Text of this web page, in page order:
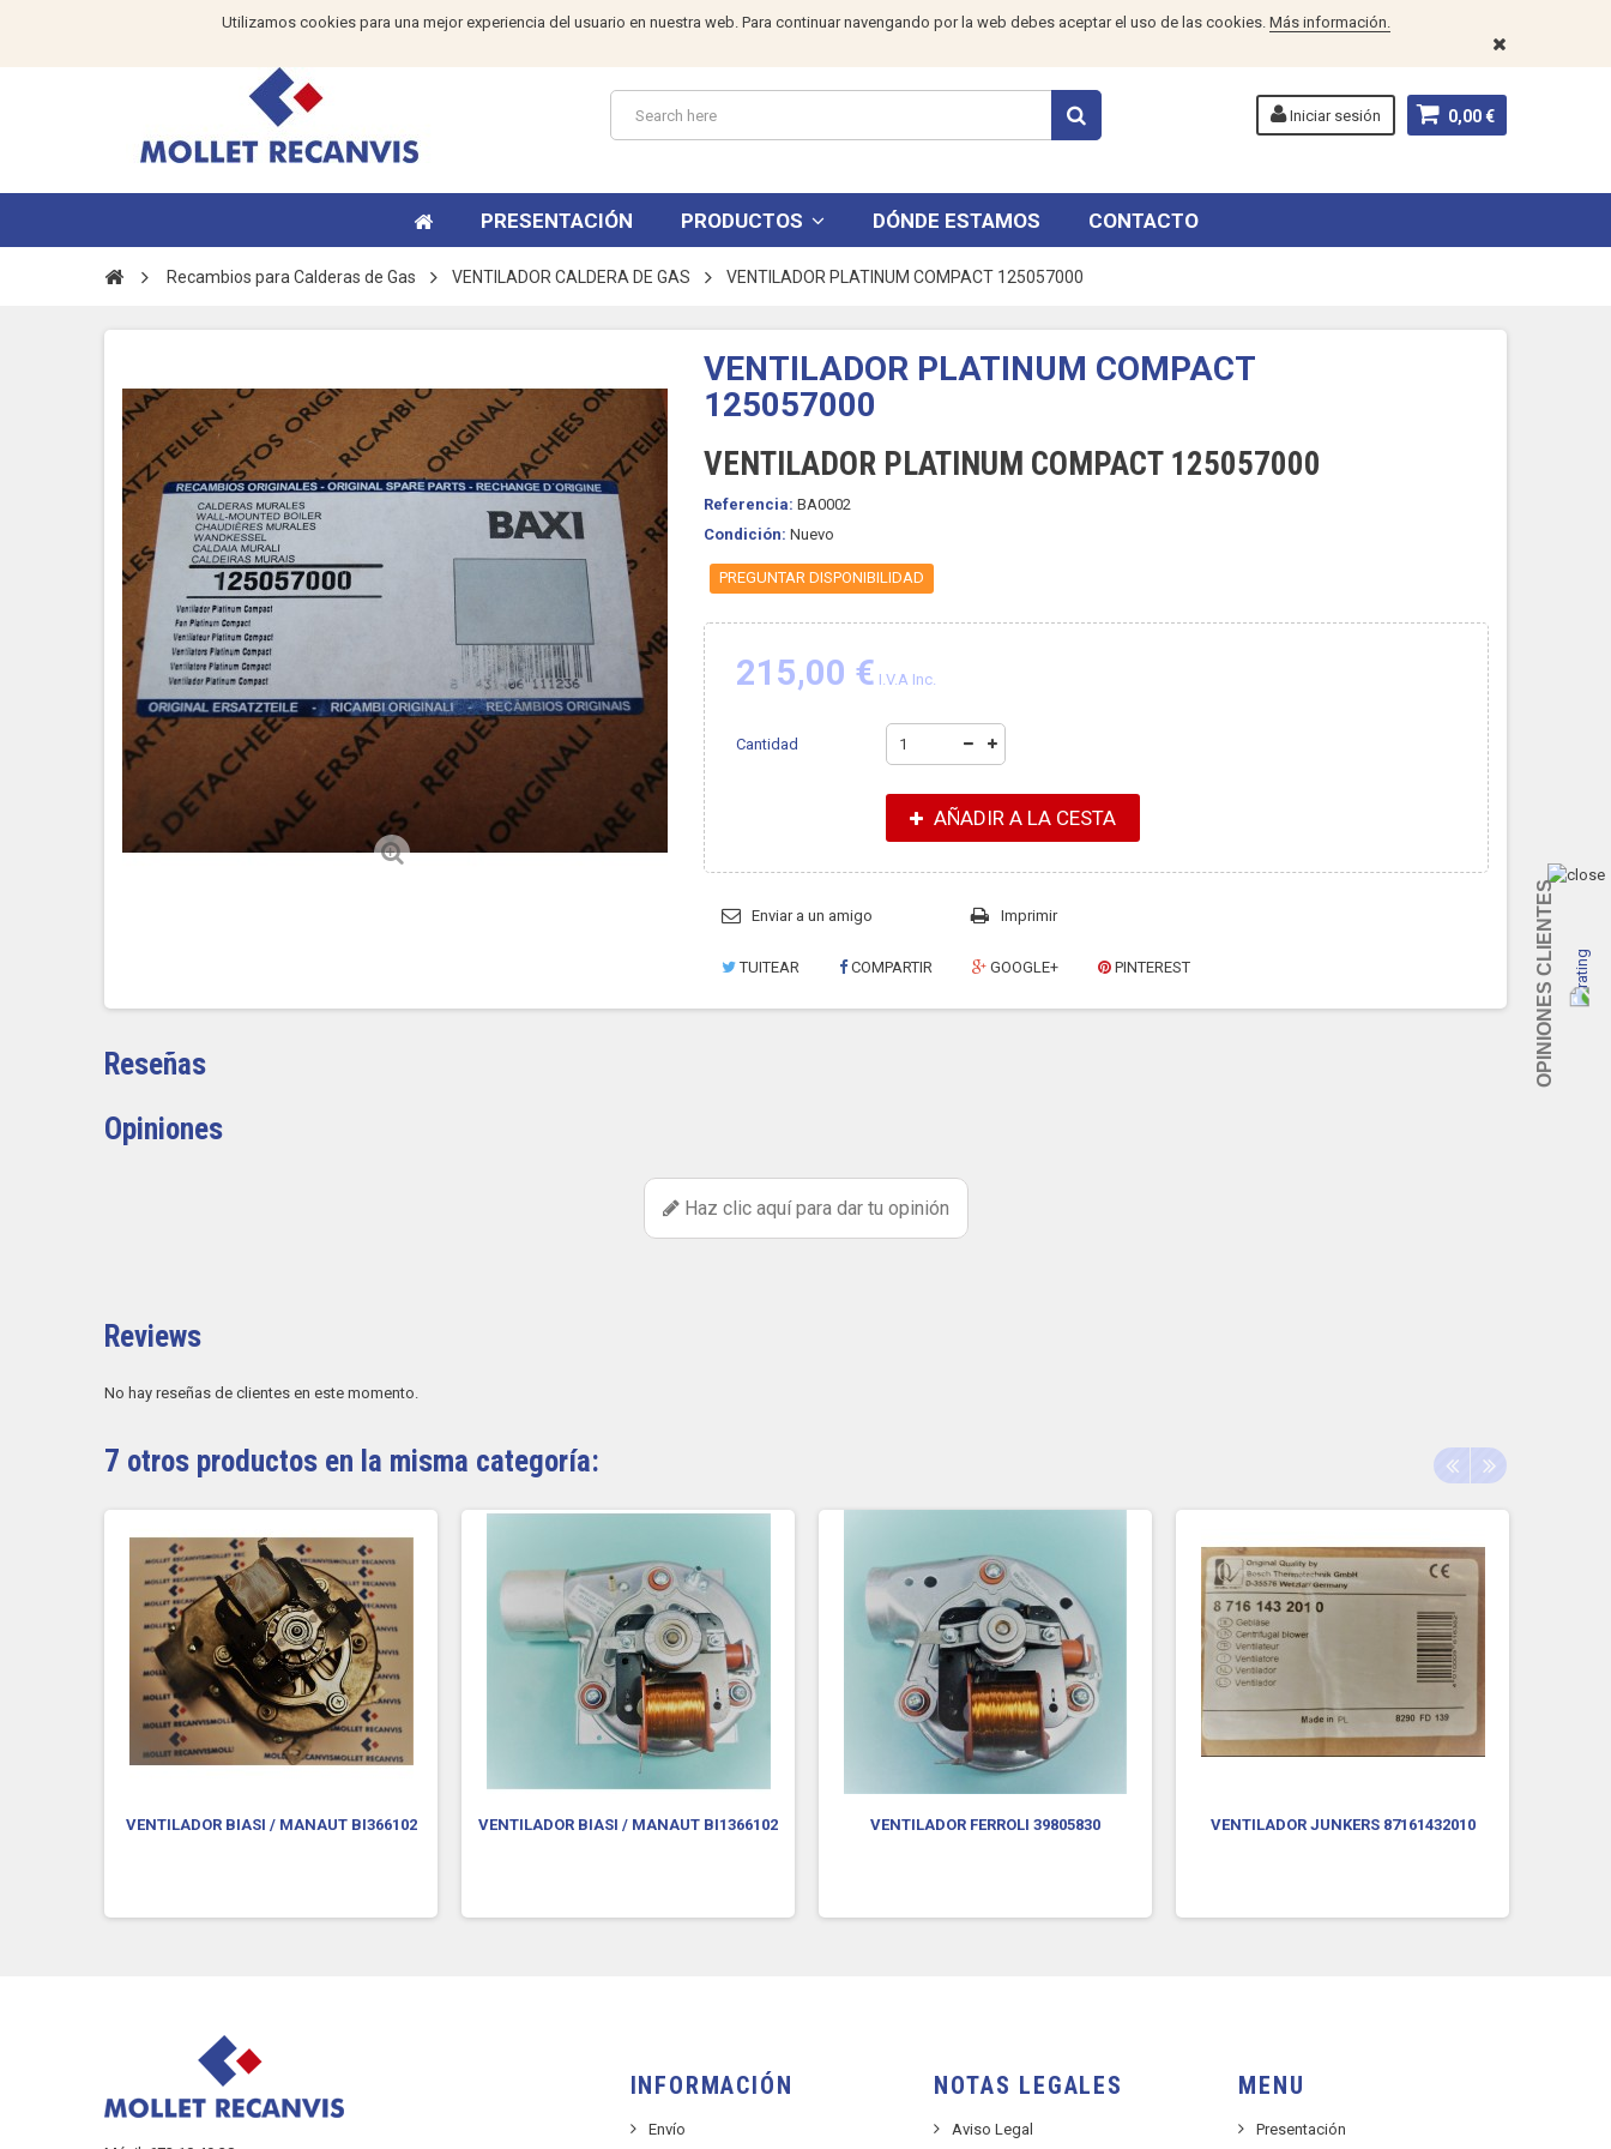
Utilizamos cookies para una mejor experiencia del usuario en nuestra web. Para continuar navengando por la web debes aceptar el uso de las cookies. Más información.
0,00 €
Iniciar sesión
PRESENTACIÓN PRODUCTOS DÓNDE ESTAMOS CONTACTO
Recambios para Calderas de Gas VENTILADOR CALDERA DE GAS VENTILADOR PLATINUM COMPACT 125057000
VENTILADOR PLATINUM COMPACT
125057000
VENTILADOR PLATINUM COMPACT 125057000
Referencia: BA0002
Condición: Nuevo
PREGUNTAR DISPONIBILIDAD
215,00 € I.V.A Inc.
Cantidad
AÑADIR A LA CESTA
Enviar a un amigo Imprimir
TUITEAR COMPARTIR GOOGLE+ PINTEREST
Reseñas
Opiniones
Haz clic aquí para dar tu opinión
Reviews
No hay reseñas de clientes en este momento.
7 otros productos en la misma categoría:
VENTILADOR BIASI / MANAUT BI366102 VENTILADOR BIASI / MANAUT BI1366102 VENTILADOR FERROLI 39805830 VENTILADOR JUNKERS 87161432010
INFORMACIÓN
Envío
NOTAS LEGALES
Aviso Legal
MENU
Presentación
OPINIONES CLIENTES